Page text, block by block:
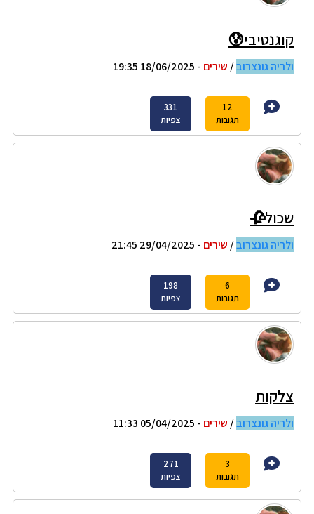
קוגנטיבי😰
ולריה גונצרוב/ שירים - 18/06/2025 19:35
12
תגובות
331
צפיות
שכול🥀
ולריה גונצרוב/ שירים - 29/04/2025 21:45
6
תגובות
198
צפיות
צלקות
ולריה גונצרוב/ שירים - 05/04/2025 11:33
3
תגובות
271
צפיות